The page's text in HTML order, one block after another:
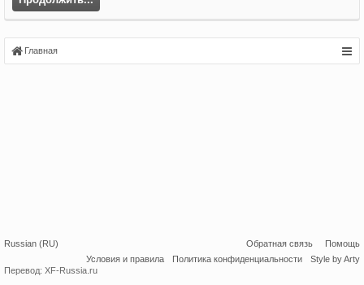
Главная
Russian (RU) Обратная связь
Помощь
Условия и правила
Политика конфиденциальности
Style by Arty
Перевод: XF-Russia.ru